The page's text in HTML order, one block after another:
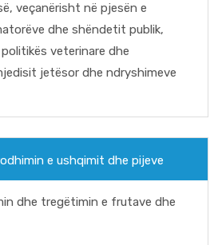
veçanërisht në pjesën e
dhe shëndetit publik,
veterinare dhe
jetësor dhe ndryshimeve
e ushqimit dhe pijeve
dhe tregëtimin e frutave dhe